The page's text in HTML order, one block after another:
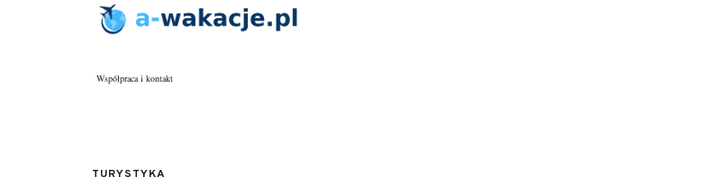
Współpraca i kontakt
TURYSTYKA